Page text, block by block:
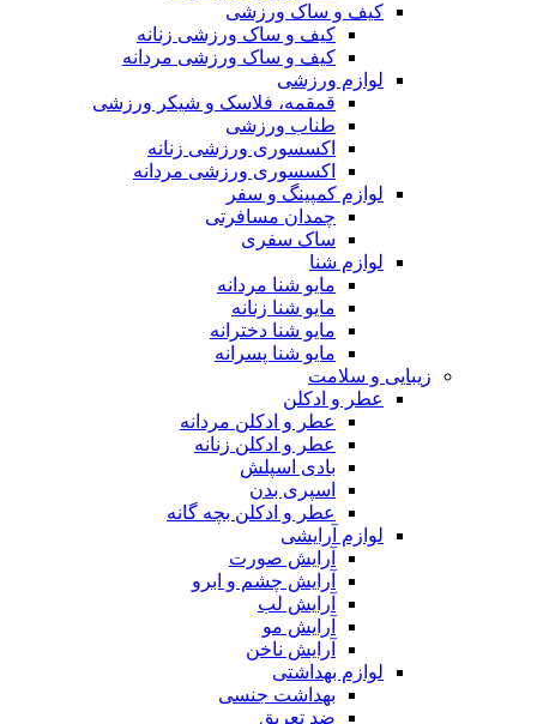
کیف و ساک ورزشی
کیف و ساک ورزشی زنانه
کیف و ساک ورزشی مردانه
لوازم ورزشی
قمقمه، فلاسک و شیکر ورزشی
طناب ورزشی
اکسسوری ورزشی زنانه
اکسسوری ورزشی مردانه
لوازم کمپینگ و سفر
چمدان مسافرتی
ساک سفری
لوازم شنا
مایو شنا مردانه
مایو شنا زنانه
مایو شنا دخترانه
مایو شنا پسرانه
زیبایی و سلامت
عطر و ادکلن
عطر و ادکلن مردانه
عطر و ادکلن زنانه
بادی اسپلش
اسپری بدن
عطر و ادکلن بچه گانه
لوازم آرایشی
آرایش صورت
آرایش چشم و ابرو
آرایش لب
آرایش مو
آرایش ناخن
لوازم بهداشتی
بهداشت جنسی
ضد تعریق